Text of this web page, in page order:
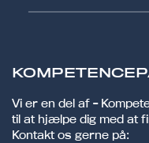
Vi er en del af -
til at hjælpe dig med at
Kontakt os gerne på: